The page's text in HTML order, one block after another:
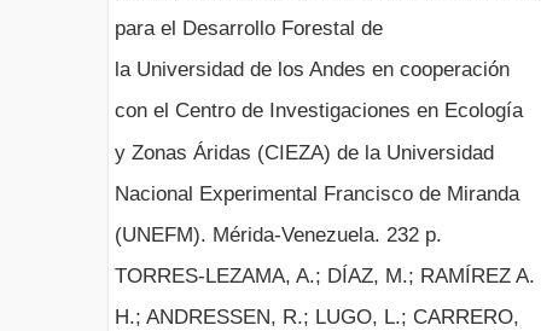
para el Desarrollo Forestal de
la Universidad de los Andes en cooperación
con el Centro de Investigaciones en Ecología
y Zonas Áridas (CIEZA) de la Universidad
Nacional Experimental Francisco de Miranda
(UNEFM). Mérida-Venezuela. 232 p.
TORRES-LEZAMA, A.; DÍAZ, M.; RAMÍREZ A.
H.; ANDRESSEN, R.; LUGO, L.; CARRERO,